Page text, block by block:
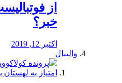
از
خبر؟
اکتبر 12, 2019
والیبال